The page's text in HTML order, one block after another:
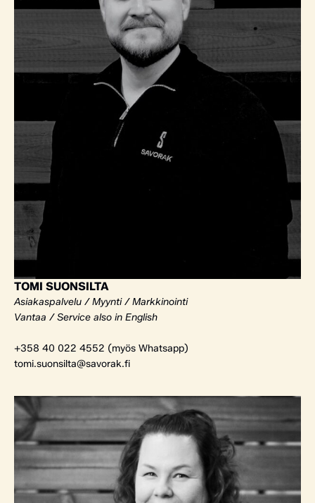
TOMI SUONSILTA
Asiakaspalvelu / Myynti / Markkinointi
Vantaa / Service also in English
+358 40 022 4552 (myös Whatsapp)
tomi.suonsilta@savorak.fi